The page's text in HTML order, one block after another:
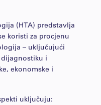
(HTA) predstavlja
koristi za procjenu
– uključujući
i
ekonomske i
uključuju: